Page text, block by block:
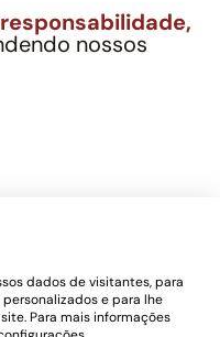
nossos
Inc., Google LLC,
dados de visitantes, para
e para lhe
Para mais informações